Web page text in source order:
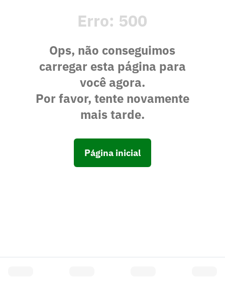
Erro: 500
Ops, não conseguimos
carregar esta página para
você agora.
Por favor, tente novamente
mais tarde.
Página inicial